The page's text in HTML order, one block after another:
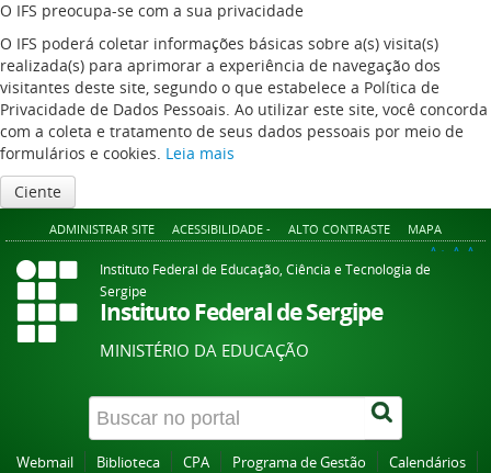
O IFS preocupa-se com a sua privacidade
O IFS poderá coletar informações básicas sobre a(s) visita(s)
realizada(s) para aprimorar a experiência de navegação dos
visitantes deste site, segundo o que estabelece a Política de
Privacidade de Dados Pessoais. Ao utilizar este site, você concorda
com a coleta e tratamento de seus dados pessoais por meio de
formulários e cookies. Leia mais
Ciente
ADMINISTRAR SITE ACESSIBILIDADE - ALTO CONTRASTE MAPA
A+ A A-
Instituto Federal de Educação, Ciência e Tecnologia de
Sergipe
Instituto Federal de Sergipe
MINISTÉRIO DA EDUCAÇÃO
Webmail Biblioteca CPA Programa de Gestão Calendários